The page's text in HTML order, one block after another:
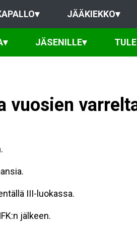
▾ JÄÄKIEKKO▾
▾ JÄSENILLE▾
vuosien
III-luokassa.
jälkeen.